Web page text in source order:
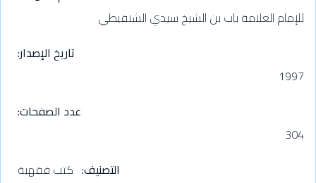
للإمام العلامة باب بن الشيخ سيدي الشنقيطي
تاريخ الإصدار
1997
عدد الصفحات
304
التصنيف كتب فقهية